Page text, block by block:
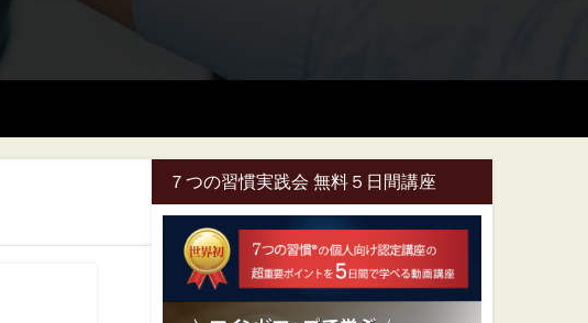
７つの習慣実践会 無料５日間講座